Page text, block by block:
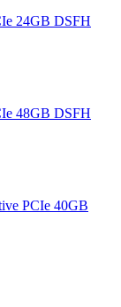
24GB DSFH
48GB DSFH
PCIe 40GB